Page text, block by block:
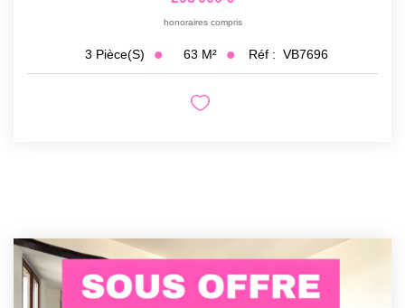
honoraires compris
3 Pièce(s) 63 M² Réf : VB7696